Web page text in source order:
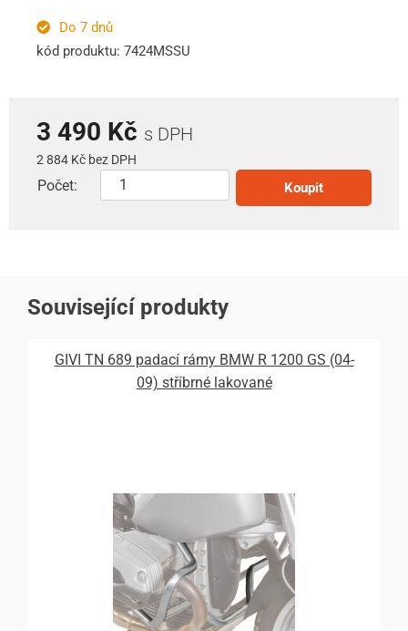
Do 7 dnů
kód produktu: 7424MSSU
3 490 Kč s DPH
2 884 Kč bez DPH
Počet: Koupit
Související produkty
GIVI TN 689 padací rámy BMW R 1200 GS (04-
09) stříbrné lakované